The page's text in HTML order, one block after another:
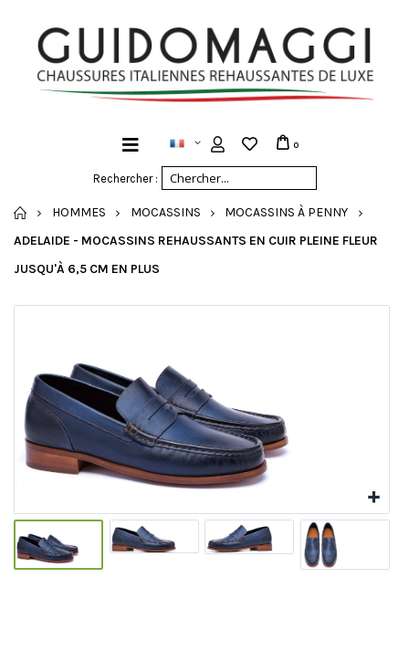
Rechercher :
0
ACCUEIL
HOMMES MOCASSINS
MOCASSINS À PENNY
ADELAIDE - MOCASSINS REHAUSSANTS EN CUIR PLEINE FLEUR
JUSQU'À 6,5 CM EN PLUS